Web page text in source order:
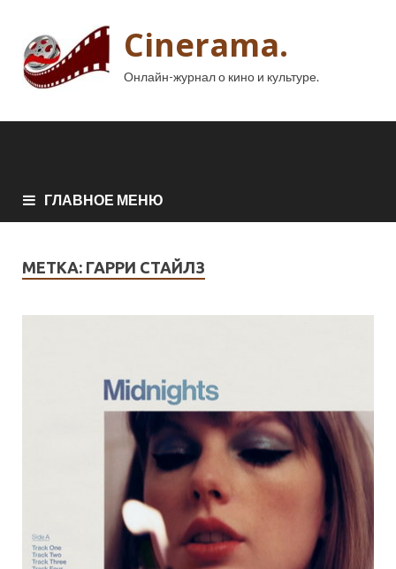
Cinerama.
Онлайн-журнал о кино и культуре.
ГЛАВНОЕ МЕНЮ
МЕТКА: ГАРРИ СТАЙЛЗ